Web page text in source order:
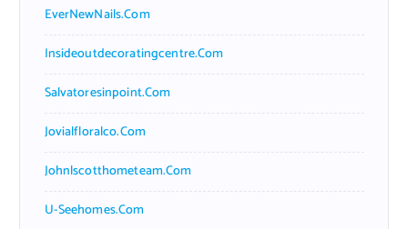
EverNewNails.com
Insideoutdecoratingcentre.com
Salvatoresinpoint.com
Jovialfloralco.com
Johnlscotthometeam.com
U-Seehomes.com